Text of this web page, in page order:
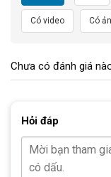
trong ngành
nghiêm ngặt, đảm
3. THÔNG SỐ
CENTURY 27.5
Màu
Có video Có
Chưa có đánh giá
Hỏi đáp